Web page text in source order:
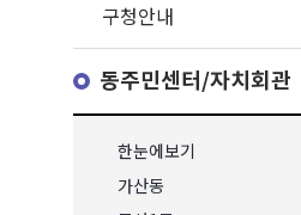
구청안내
동주민센터/자치회관
한눈에보기
가산동